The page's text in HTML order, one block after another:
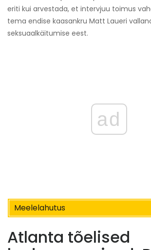
eriti kui arvestada, et intervjuu toimus
tema endise kaasankru Matt Laueri
seksuaalkäitumise eest.
ad
Meelelahutus
Atlanta tõelised